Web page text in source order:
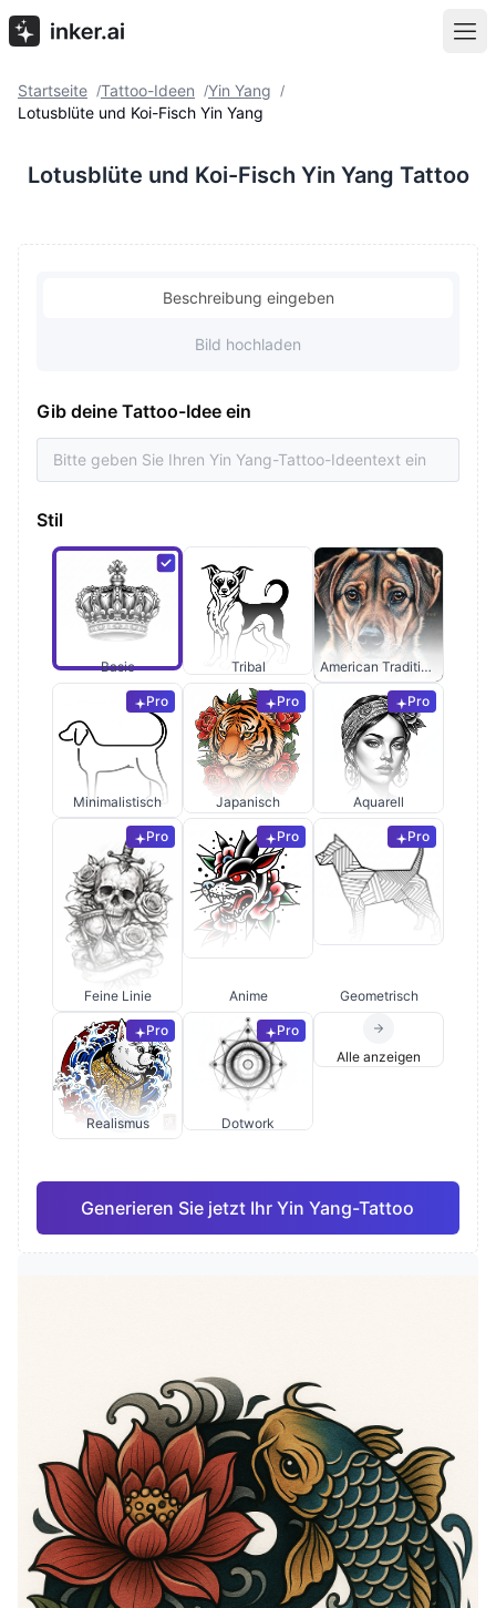
Startseite /Tattoo-Ideen /Yin Yang /
Lotusblüte und Koi-Fisch Yin Yang
Lotusblüte und Koi-Fisch Yin Yang Tattoo
Beschreibung eingeben
Bild hochladen
Gib deine Tattoo-Idee ein
Stil
Basic Tribal American Traditional
Pro
Minimalistisch
Pro
Japanisch
Pro
Aquarell
Pro
Feine Linie
Pro
Anime
Pro
Geometrisch
Pro
Realismus
Pro
Dotwork
Alle anzeigen
Generieren Sie jetzt Ihr Yin Yang-Tattoo